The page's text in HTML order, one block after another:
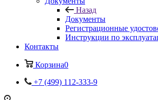
Назад
Документы
Регистрационные
Инструкции по
Контакты
Корзина0
+7 (499) 112-333-9